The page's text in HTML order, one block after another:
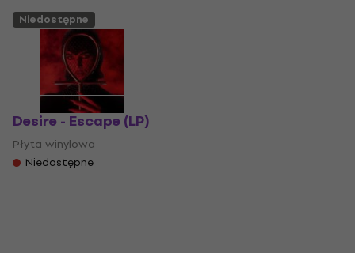
Niedostępne
Desire - Escape (LP)
Płyta winylowa
Niedostępne